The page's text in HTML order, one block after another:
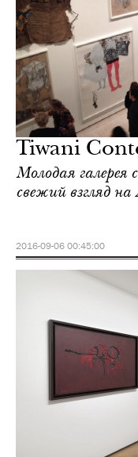
Tiwani
Молодая галерея
свежий взгляд
2016-09-06 00:45:00